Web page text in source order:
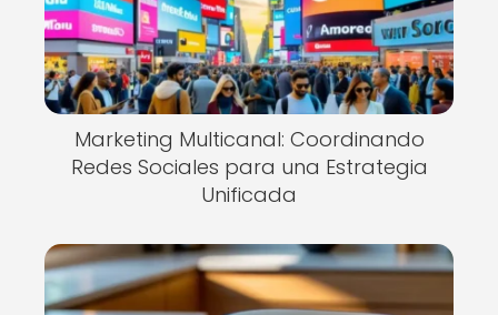
Marketing Multicanal: Coordinando
Redes Sociales para una Estrategia
Unificada